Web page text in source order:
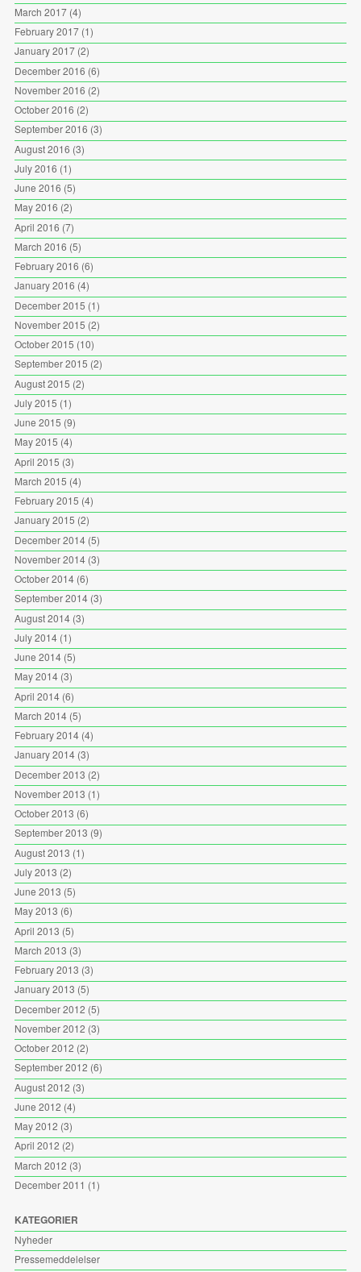
March 2017(4)
February 2017(1)
January 2017(2)
December 2016 (6)
November 2016 (2)
October 2016 (2)
September 2016 (3)
August 2016 (3)
July 2016 (1)
June 2016 (5)
May 2016 (2)
April 2016 (7)
March 2016 (5)
February 2016 (6)
January 2016 (4)
December 2015 (1)
November 2015 (2)
October 2015 (10)
September 2015 (2)
August 2015 (2)
July 2015 (1)
June 2015 (9)
May 2015 (4)
April 2015 (3)
March 2015 (4)
February 2015 (4)
January 2015 (2)
December 2014(5)
November 2014(3)
October 2014(6)
September 2014(3)
August 2014(3)
July 2014(1)
June 2014(5)
May 2014(3)
April 2014(6)
March 2014(5)
February 2014(4)
January 2014(3)
December 2013 (2)
November 2013 (1)
October 2013 (6)
September 2013 (9)
August 2013 (1)
July 2013 (2)
June 2013 (5)
May 2013 (6)
April 2013 (5)
March 2013 (3)
February 2013 (3)
January 2013 (5)
December 2012 (5)
November 2012 (3)
October 2012 (2)
September 2012 (6)
August 2012 (3)
June 2012 (4)
May 2012 (3)
April 2012 (2)
March 2012 (3)
December 2011 (1)
KATEGORIER
Nyheder
Pressemeddelelser